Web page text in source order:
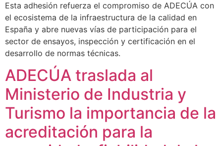
Esta adhesión refuerza el compromiso de ADECÚA con
el ecosistema de la infraestructura de la calidad en
España y abre nuevas vías de participación para el
sector de ensayos, inspección y certificación en el
desarrollo de normas técnicas.
ADECÚA traslada al
Ministerio de Industria y
Turismo la importancia de la
acreditación para la